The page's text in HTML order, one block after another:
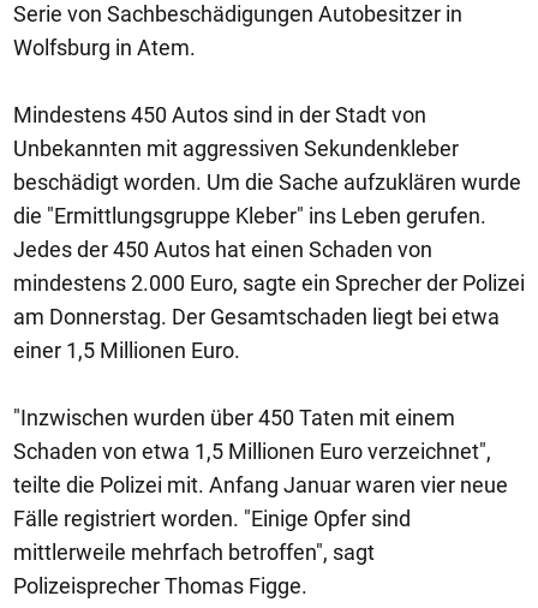
Serie von Sachbeschädigungen Autobesitzer in
Wolfsburg in Atem.
Mindestens 450 Autos sind in der Stadt von
Unbekannten mit aggressiven Sekundenkleber
beschädigt worden. Um die Sache aufzuklären wurde
die "Ermittlungsgruppe Kleber" ins Leben gerufen.
Jedes der 450 Autos hat einen Schaden von
mindestens 2.000 Euro, sagte ein Sprecher der Polizei
am Donnerstag. Der Gesamtschaden liegt bei etwa
einer 1,5 Millionen Euro.
"Inzwischen wurden über 450 Taten mit einem
Schaden von etwa 1,5 Millionen Euro verzeichnet",
teilte die Polizei mit. Anfang Januar waren vier neue
Fälle registriert worden. "Einige Opfer sind
mittlerweile mehrfach betroffen", sagt
Polizeisprecher Thomas Figge.